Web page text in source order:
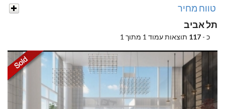
טווח מחיר
תל אביב
כ - 117 תוצאות עמוד 1 מתוך 1